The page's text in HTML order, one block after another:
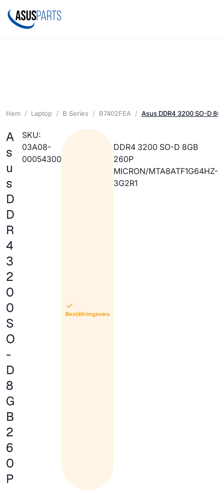
Hem Laptop B Series B7402FEA Asus DDR4 3200 SO-D
A
s
u
s
D
D
R
4
3
2
0
0
S
O
-
D
8
G
B
2
6
0
P
SKU:
03A08-
00054300
Beställningsvara
DDR4 3200 SO-D 8GB
260P
MICRON/MTA8ATF1G64HZ-
3G2R1